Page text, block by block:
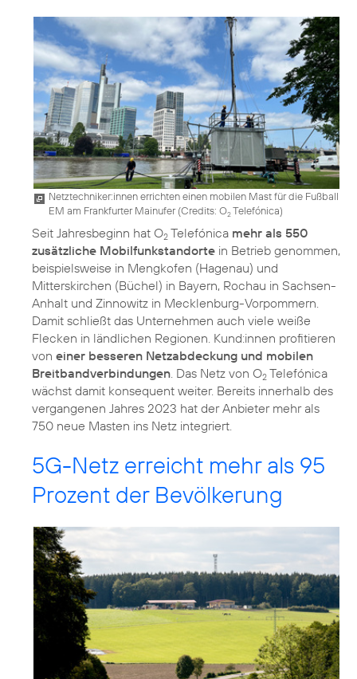
Netztechniker:innen errichten einen mobilen Mast für die Fußball
EM am Frankfurter Mainufer (Credits: O2Telefónica)
Seit Jahresbeginn hat O2 Telefónica mehr als 550
zusätzliche Mobilfunkstandorte in Betrieb genommen,
beispielsweise in Mengkofen (Hagenau) und
Mitterskirchen (Büchel) in Bayern, Rochau in Sachsen-
Anhalt und Zinnowitz in Mecklenburg-Vorpommern.
Damit schließt das Unternehmen auch viele weiße
Flecken in ländlichen Regionen. Kund:innen profitieren
von einer besseren Netzabdeckung und mobilen
Breitbandverbindungen. Das Netz von O2 Telefónica
wächst damit konsequent weiter. Bereits innerhalb des
vergangenen Jahres 2023 hat der Anbieter mehr als
750 neue Masten ins Netz integriert.
5G-Netz erreicht mehr als 95
Prozent der Bevölkerung